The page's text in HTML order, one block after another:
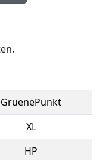
GruenePunkt
XL
HP